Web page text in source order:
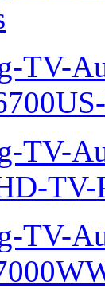
TV-
TV-
TV-